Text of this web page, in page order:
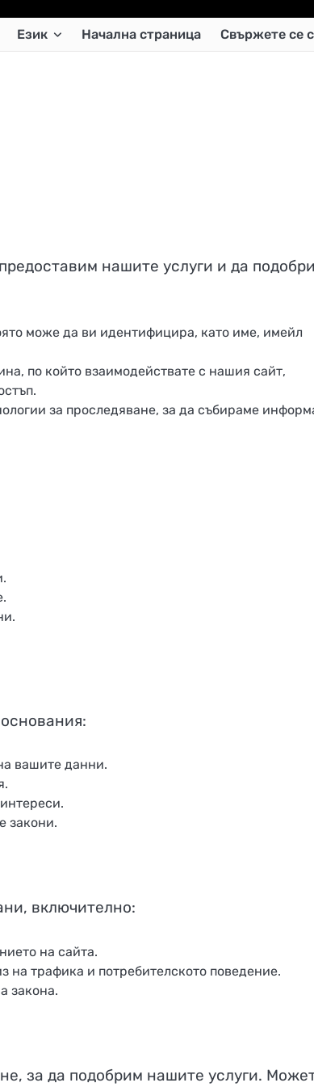
Език Начална страница Свържете се
нашите услуги и да
може да ви идентифицира, като име, имейл
по който взаимодействате с нашия сайт,
за проследяване, за да събираме
вашите данни.
закони.
включително:
на сайта.
на трафика и потребителското поведение.
закона.
за да подобрим нашите услуги.